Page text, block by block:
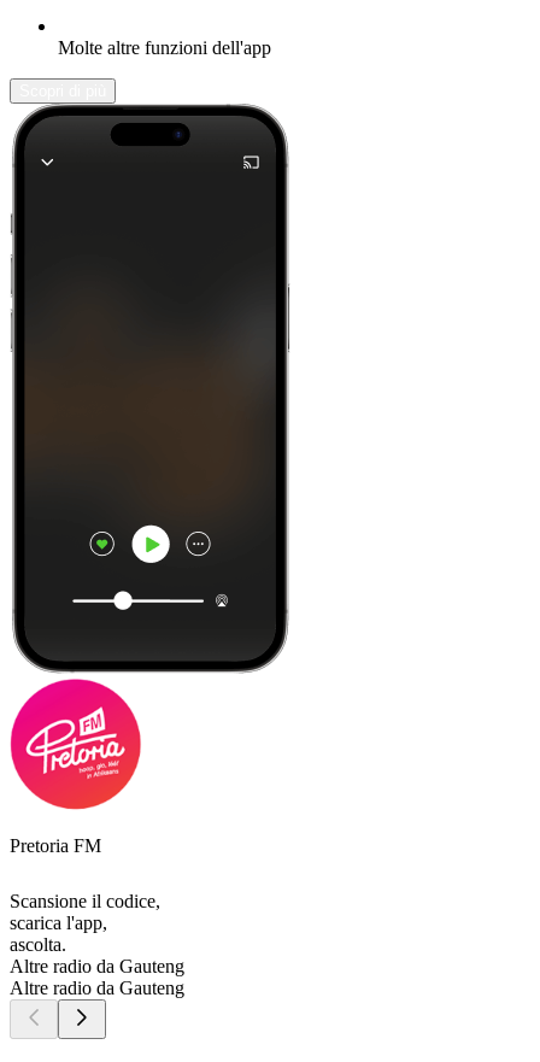
Molte altre funzioni dell'app
Pretoria FM
Scansione il codice,
scarica l'app,
ascolta.
Altre radio da Gauteng
Altre radio da Gauteng